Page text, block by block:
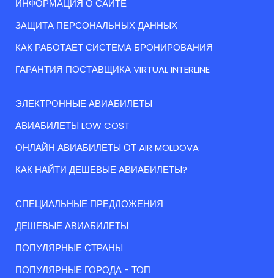
ИНФОРМАЦИЯ О САЙТЕ
ЗАЩИТА ПЕРСОНАЛЬНЫХ ДАННЫХ
КАК РАБОТАЕТ СИСТЕМА БРОНИРОВАНИЯ
ГАРАНТИЯ ПОСТАВЩИКА VIRTUAL INTERLINE
ЭЛЕКТРОННЫЕ АВИАБИЛЕТЫ
АВИАБИЛЕТЫ LOW COST
ОНЛАЙН АВИАБИЛЕТЫ ОТ AIR MOLDOVA
КАК НАЙТИ ДЕШЕВЫЕ АВИАБИЛЕТЫ?
СПЕЦИАЛЬНЫЕ ПРЕДЛОЖЕНИЯ
ДЕШЕВЫЕ АВИАБИЛЕТЫ
ПОПУЛЯРНЫЕ СТРАНЫ
ПОПУЛЯРНЫЕ ГОРОДА - ТОП